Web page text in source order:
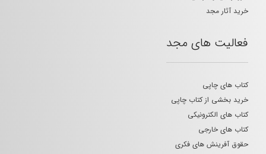
خرید آثار مجد
فعالیت های مجد
کتاب های چاپی
خرید بخشی از کتاب چاپی
کتاب های الکترونیکی
کتاب های خارجی
حقوق آفرینش های فکری